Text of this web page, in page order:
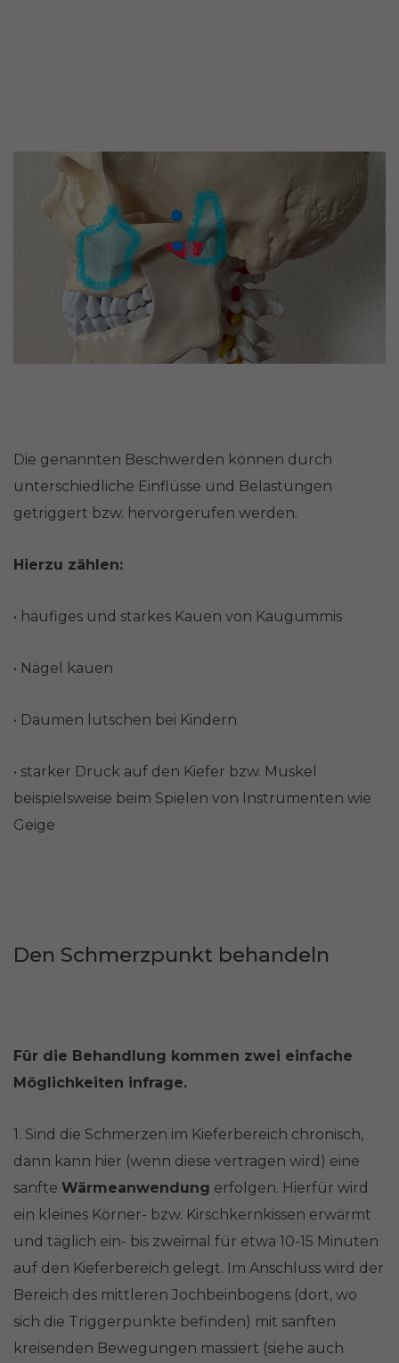
Die genannten Beschwerden können durch
unterschiedliche Einflüsse und Belastungen
getriggert bzw. hervorgerufen werden.
Hierzu zählen:
• häufiges und starkes Kauen von Kaugummis
• Nägel kauen
• Daumen lutschen bei Kindern
• starker Druck auf den Kiefer bzw. Muskel
beispielsweise beim Spielen von Instrumenten wie
Geige
Den Schmerzpunkt behandeln
Für die Behandlung kommen zwei einfache
Möglichkeiten infrage.
1. Sind die Schmerzen im Kieferbereich chronisch,
dann kann hier (wenn diese vertragen wird) eine
sanfte Wärmeanwendung erfolgen. Hierfür wird
ein kleines Körner- bzw. Kirschkernkissen erwärmt
und täglich ein- bis zweimal für etwa 10-15 Minuten
auf den Kieferbereich gelegt. Im Anschluss wird der
Bereich des mittleren Jochbeinbogens (dort, wo
sich die Triggerpunkte befinden) mit sanften
kreisenden Bewegungen massiert (siehe auch